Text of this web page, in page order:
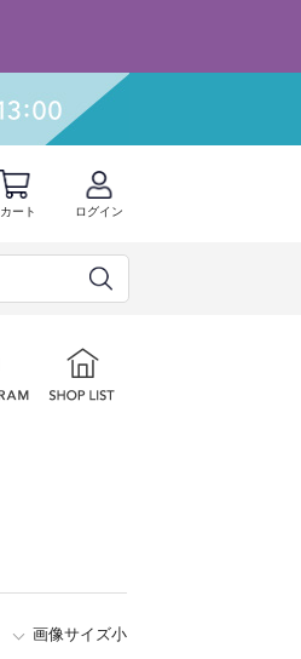
カート ログイン
画像サイズ小